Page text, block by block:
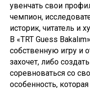
увенчать свои
чемпион,
историк, читатель и
В «TRT Guess
собственную игру и
захочет, либо
соревноваться со
особенность, которая